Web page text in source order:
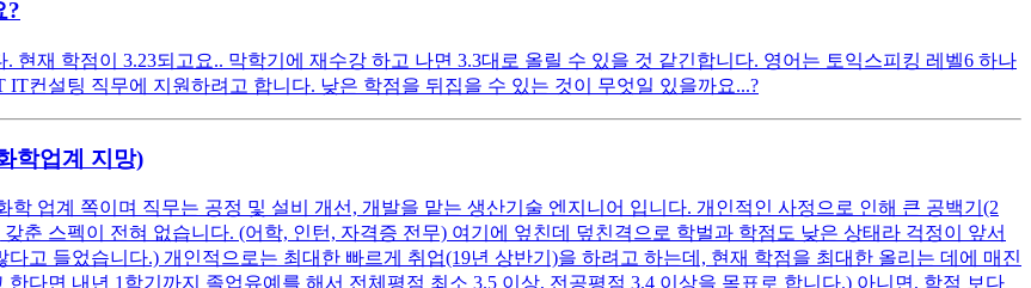
?
현재 학점이 3.23되고요.. 막학기에 재수강 하고 나면 3.3대로 올릴 수 있을 것 같긴합니다. 영어는 토익스피킹 레벨6 하나
컨설팅 직무에 지원하려고 합니다. 낮은 학점을 뒤집을 수 있는 것이 무엇일 있을까요...?
학업계 지망)
업계 쪽이며 직무는 공정 및 설비 개선, 개발을 맡는 생산기술 엔지니어 입니다. 개인적인 사정으로 인해 큰 공백기(2
춘 스펙이 전혀 없습니다. (어학, 인턴, 자격증 전무) 여기에 엎친데 덮친격으로 학벌과 학점도 낮은 상태라 걱정이 앞서
고 들었습니다.) 개인적으로는 최대한 빠르게 취업(19년 상반기)을 하려고 하는데, 현재 학점을 최대한 올리는 데에 매진
다면 내년 1학기까지 졸업유예를 해서 전체평점 최소 3.5 이상, 전공평점 3.4 이상을 목표로 합니다.) 아니면, 학점 보다